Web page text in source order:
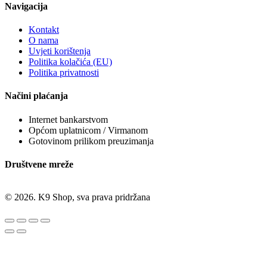
Navigacija
Kontakt
O nama
Uvjeti korištenja
Politika kolačića (EU)
Politika privatnosti
Načini plaćanja
Internet bankarstvom
Općom uplatnicom / Virmanom
Gotovinom prilikom preuzimanja
Društvene mreže
© 2026. K9 Shop, sva prava pridržana